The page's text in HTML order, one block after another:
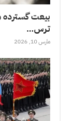
بیعت گسترده
ترس...
مارس 10, 2026